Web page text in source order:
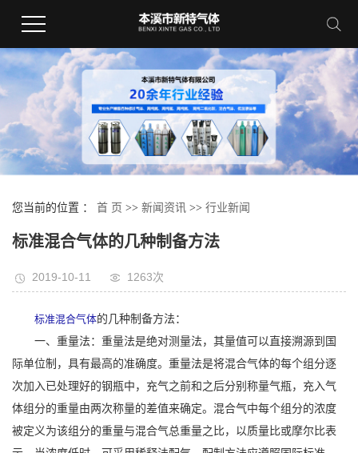
您当前的位置 ： 首 页 >> 新闻资讯 >> 行业新闻
标准混合气体的几种制备方法
2019-10-11 1263次
标准混合气体的几种制备方法：
一、重量法：重量法是绝对测量法，其量值可以直接溯源到国
际单位制，具有最高的准确度。重量法是将混合气体的每个组分逐
次加入已处理好的钢瓶中，充气之前和之后分别称量气瓶，充入气
体组分的重量由两次称量的差值来确定。混合气中每个组分的浓度
被定义为该组分的重量与混合气总重量之比，以质量比或摩尔比表